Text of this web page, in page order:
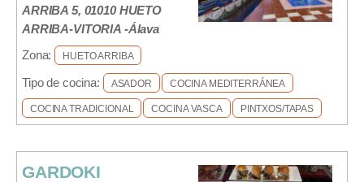
ARRIBA 5, 01010 HUETO
ARRIBA-VITORIA -Álava
Zona:
HUETO ARRIBA
Tipo de cocina: ASADOR COCINA MEDITERRÁNEA
COCINA TRADICIONAL COCINA VASCA PINTXOS/TAPAS
GARDOKI